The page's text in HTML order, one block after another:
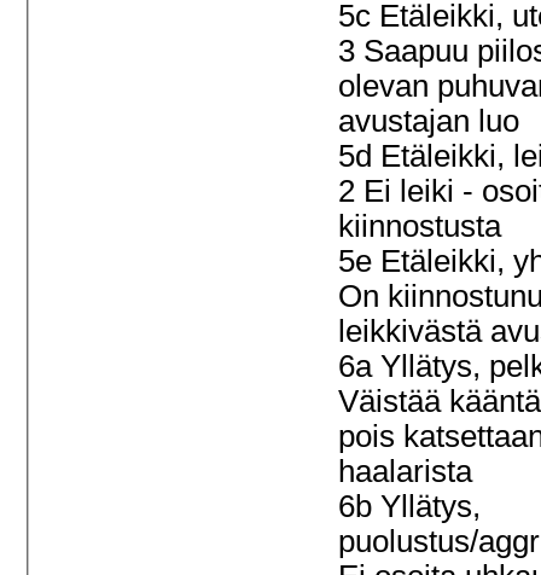
5c Etäleikki,
3 Saapuu
olevan
avustajan luo
5d Etäleikki,
2 Ei leiki -
kiinnostusta
5e Etäleikki,
On
leikkivästä
6a Yllätys,
Väistää
pois
haalarista
6b Yllätys,
puolustus/